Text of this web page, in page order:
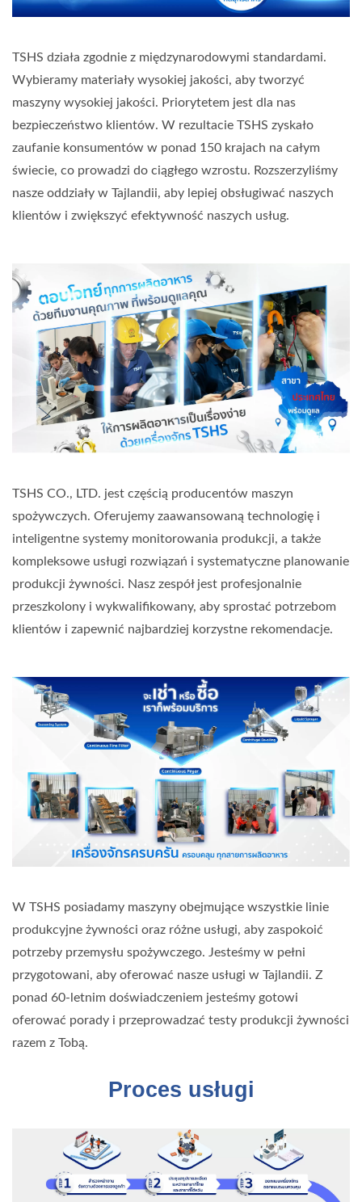
TSHS działa zgodnie z międzynarodowymi standardami.
Wybieramy materiały wysokiej jakości, aby tworzyć
maszyny wysokiej jakości. Priorytetem jest dla nas
bezpieczeństwo klientów. W rezultacie TSHS zyskało
zaufanie konsumentów w ponad 150 krajach na całym
świecie, co prowadzi do ciągłego wzrostu. Rozszerzyliśmy
nasze oddziały w Tajlandii, aby lepiej obsługiwać naszych
klientów i zwiększyć efektywność naszych usług.
TSHS CO., LTD. jest częścią producentów maszyn
spożywczych. Oferujemy zaawansowaną technologię i
inteligentne systemy monitorowania produkcji, a także
kompleksowe usługi rozwiązań i systematyczne planowanie
produkcji żywności. Nasz zespół jest profesjonalnie
przeszkolony i wykwalifikowany, aby sprostać potrzebom
klientów i zapewnić najbardziej korzystne rekomendacje.
W TSHS posiadamy maszyny obejmujące wszystkie linie
produkcyjne żywności oraz różne usługi, aby zaspokoić
potrzeby przemysłu spożywczego. Jesteśmy w pełni
przygotowani, aby oferować nasze usługi w Tajlandii. Z
ponad 60-letnim doświadczeniem jesteśmy gotowi
oferować porady i przeprowadzać testy produkcji żywności
razem z Tobą.
Proces usługi